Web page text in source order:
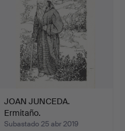
JOAN JUNCEDA.
Ermitaño.
Subastado 25 abr 2019